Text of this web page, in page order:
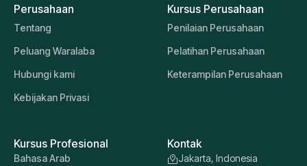
Perusahaan
Tentang
Peluang Waralaba
Hubungi kami
Kebijakan Privasi
Kursus Perusahaan
Penilaian Perusahaan
Pelatihan Perusahaan
Keterampilan Perusahaan
Kursus Profesional
Bahasa Arab
Kontak
Jakarta, Indonesia